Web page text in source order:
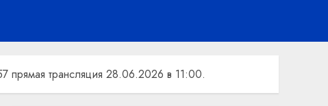
прямая трансляция 28.06.2026 в 11:00.